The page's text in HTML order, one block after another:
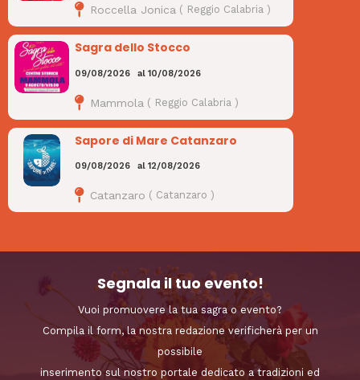
Roccella Jonica ( Reggio Calabria )
Sagra dello Stocco
09/08/2026 al10/08/2026
Mammola ( Reggio Calabria )
Sapore di Mare Catanzaro
09/08/2026 al12/08/2026
Catanzaro ( Catanzaro )
Segnala il tuo evento!
Vuoi promuovere la tua sagra o evento?
Compila il form, la nostra redazione verificherà per un
possibile
inserimento sul nostro portale dedicato a tradizioni ed